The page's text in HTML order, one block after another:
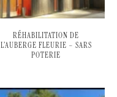
RÉHABILITATION DE
L’AUBERGE FLEURIE – SARS
POTERIE